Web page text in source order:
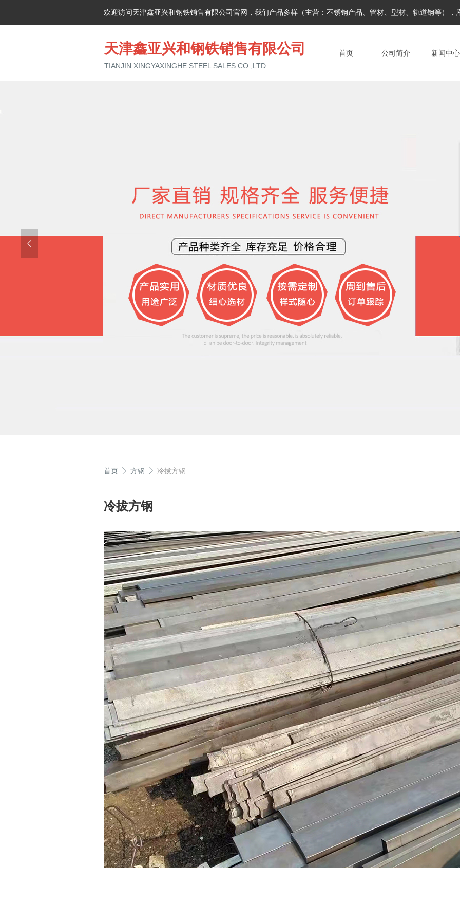
欢迎访问天津鑫亚兴和钢铁销售有限公司官网，我们产品多样（主营：不锈钢产品、管材、型材、轨道钢等），
天津鑫亚兴和钢铁销售有限公司 首页 公司简介
新闻中心
TIANJIN XINGYAXINGHE STEEL SALES CO.,LTD
首页 方钢 冷拔方钢
冷拔方钢